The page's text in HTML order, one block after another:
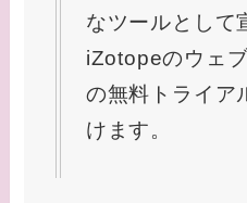
なツールとして
iZotopeのウェ
の無料トライア
けます。